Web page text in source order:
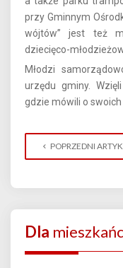
przy Gminnym
wójtów” jest też
dziecięco-
Młodzi
urzędu gminy.
gdzie mówili o swoich
POPRZEDNI
Dla